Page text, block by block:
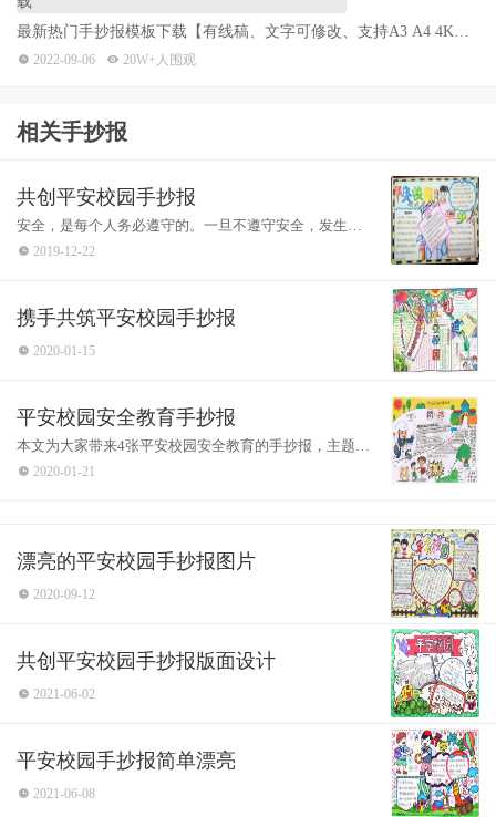
平安就是幸福
幸福是什么?有人认为，拥有了财富就是幸福;有人
认为，拥有了名利就是幸福;也有人认为，被所有人
尊重就是幸福... ...可我认为，平安就是幸福。
“平安”是一个很普通的名词，并无深刻含义。但
是，它却与我们每一个人的生命与健康，家庭的幸
与财富，但你必须在乎自身与家人的平安。毕竟，
即使你拥有了一切，如果没有了健康的身体，那又
有什么用呢?
前几年在本县开展的”平安莲花“建设，注重推进社
会管理创新，有力地维护了全县社会稳定。通过加
强社会管理，一些地方治安混乱的局面得到扭转，
全县治安形势明显好转，使公众的安全感有了大幅
度的提升。
最新热门手抄报模板下载【有线稿、文字可修改、支持A3 A4 4K高
清打印】各种节日的手抄报作业一键搞定。
2022-09-06 20W+人围观
相关手抄报
共创平安校园手抄报
安全，是每个人务必遵守的。一旦不遵守安全，发生了
意外，那么我们有可能永远失去自我的生命。今天为大
2019-12-22
携手共筑平安校园手抄报
2020-01-15
平安校园安全教育手抄报
本文为大家带来4张平安校园安全教育的手抄报，主题包
含了：安全在心中、安全伴我行、防溺水安全知多少、
2020-01-21
漂亮的平安校园手抄报图片
2020-09-12
共创平安校园手抄报版面设计
2021-06-02
平安校园手抄报简单漂亮
2021-06-08